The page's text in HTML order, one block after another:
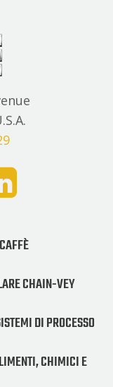
CHAIN-VEY
DI PROCESSO
CHIMICI E